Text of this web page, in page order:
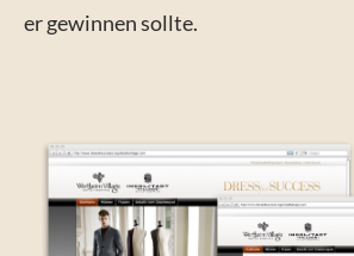
er gewinnen sollte.